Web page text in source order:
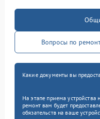
Вопросы по
Какие документы вы
На этапе приема
ремонт вам будет
обязательств на ваше